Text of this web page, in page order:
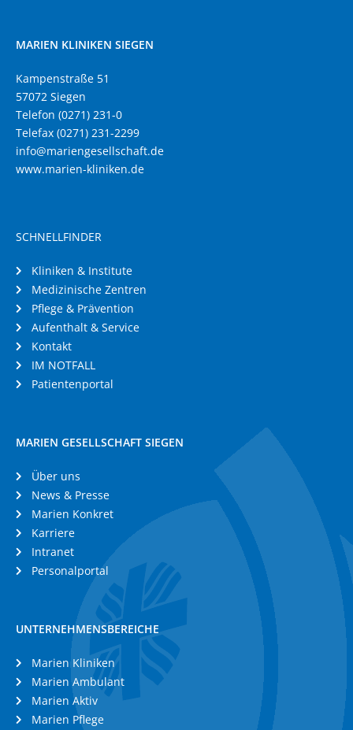
MARIEN KLINIKEN SIEGEN
Kampenstraße 51
57072 Siegen
Telefon (0271) 231-0
Telefax (0271) 231-2299
info@mariengesellschaft.de
www.marien-kliniken.de
SCHNELLFINDER
Kliniken & Institute
Medizinische Zentren
Pflege & Prävention
Aufenthalt & Service
Kontakt
IM NOTFALL
Patientenportal
MARIEN GESELLSCHAFT SIEGEN
Über uns
News & Presse
Marien Konkret
Karriere
Intranet
Personalportal
UNTERNEHMENSBEREICHE
Marien Kliniken
Marien Ambulant
Marien Aktiv
Marien Pflege